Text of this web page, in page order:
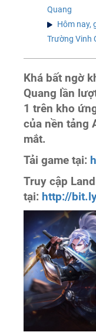
Quang
Hôm nay,
Trường Vinh
Khá bất ngờ
Quang lần
1 trên kho
của nền tảng
mắt.
Tải game tại:
Truy cập
tại: http://